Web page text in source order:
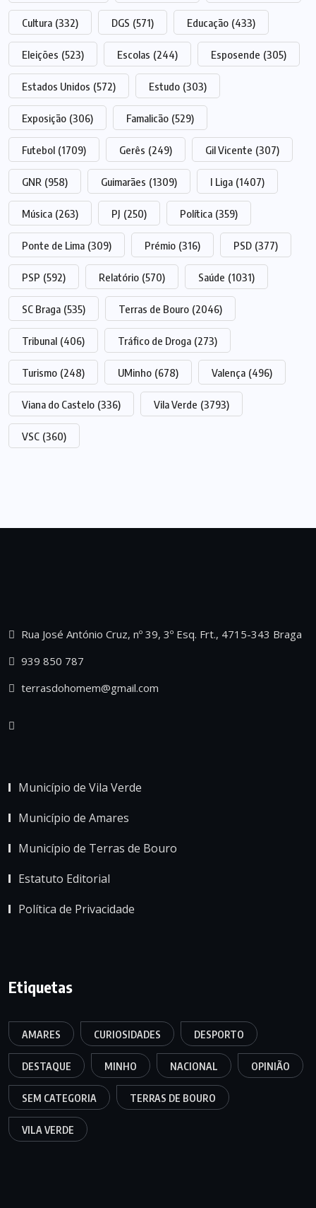
Cultura (332) DGS (571) Educação (433)
Eleições (523) Escolas (244) Esposende (305)
Estados Unidos (572) Estudo (303)
Exposição (306) Famalicão (529)
Futebol (1709) Gerês (249) Gil Vicente (307)
GNR (958) Guimarães (1309) I Liga (1407)
Música (263) PJ (250) Política (359)
Ponte de Lima (309) Prémio (316) PSD (377)
PSP (592) Relatório (570) Saúde (1031)
SC Braga (535) Terras de Bouro (2046)
Tribunal (406) Tráfico de Droga (273)
Turismo (248) UMinho (678) Valença (496)
Viana do Castelo (336) Vila Verde (3793)
VSC (360)
Rua José António Cruz, nº 39, 3º Esq. Frt., 4715-343 Braga
939 850 787
terrasdohomem@gmail.com
Município de Vila Verde
Município de Amares
Município de Terras de Bouro
Estatuto Editorial
Política de Privacidade
Etiquetas
AMARES CURIOSIDADES DESPORTO
DESTAQUE MINHO NACIONAL OPINIÃO
SEM CATEGORIA TERRAS DE BOURO
VILA VERDE